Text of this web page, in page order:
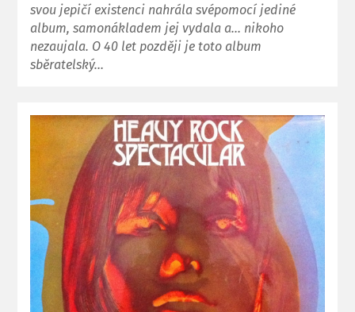
svou jepičí existenci nahrála svépomocí jediné
album, samonákladem jej vydala a… nikoho
nezaujala. O 40 let později je toto album
sběratelský…